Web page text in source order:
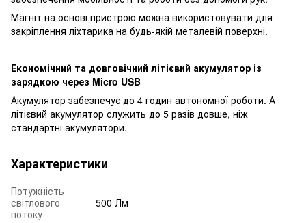
Магніт на основі пристрою можна використовувати для
закріплення ліхтарика на будь-якій металевій поверхні.
Економічний та довговічний літієвий акумулятор із
зарядкою через Micro USB
Акумулятор забезпечує до 4 годин автономної роботи. А
літієвий акумулятор служить до 5 разів довше, ніж
стандартні акумулятори.
Характеристики
Потужність
світлового
потоку
500 Лм